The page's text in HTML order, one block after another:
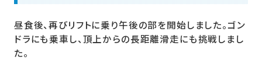
昼食後、再びリフトに乗り午後の部を開始しました。ゴン
ドラにも乗車し、頂上からの長距離滑走にも挑戦しまし
た。